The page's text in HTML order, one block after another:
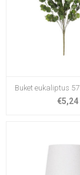
Buket eukaliptus
€5,24